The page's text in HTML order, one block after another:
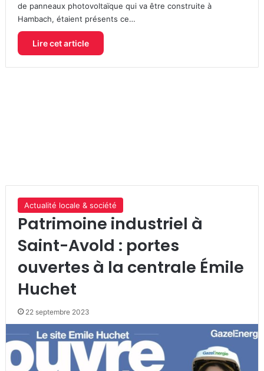
de panneaux photovoltaïque qui va être construite à
Hambach, étaient présents ce…
Lire cet article
Actualité locale & société
Patrimoine industriel à
Saint-Avold : portes
ouvertes à la centrale Émile
Huchet
22 septembre 2023